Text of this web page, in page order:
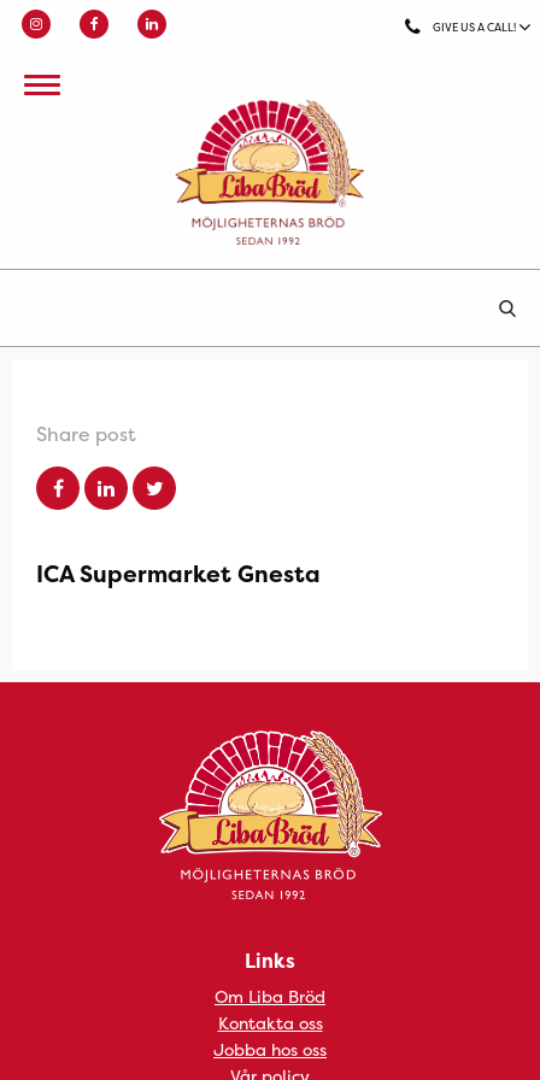
GIVE US A CALL!
Share post
ICA Supermarket Gnesta
Links
Om Liba Bröd
Kontakta oss
Jobba hos oss